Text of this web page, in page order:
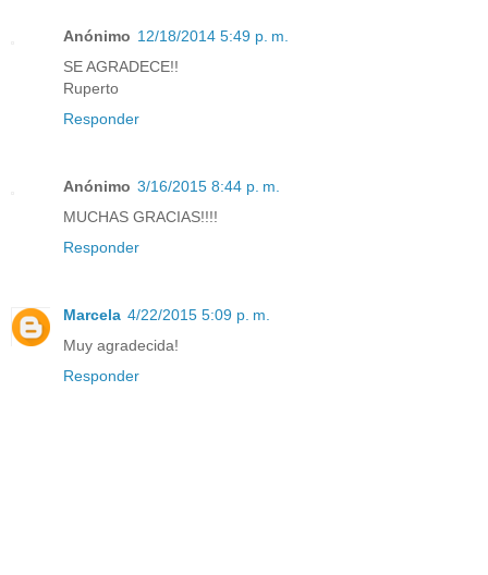
Anónimo 12/18/2014 5:49 p. m.
SE AGRADECE!!
Ruperto
Responder
Anónimo 3/16/2015 8:44 p. m.
MUCHAS GRACIAS!!!!
Responder
Marcela 4/22/2015 5:09 p. m.
Muy agradecida!
Responder